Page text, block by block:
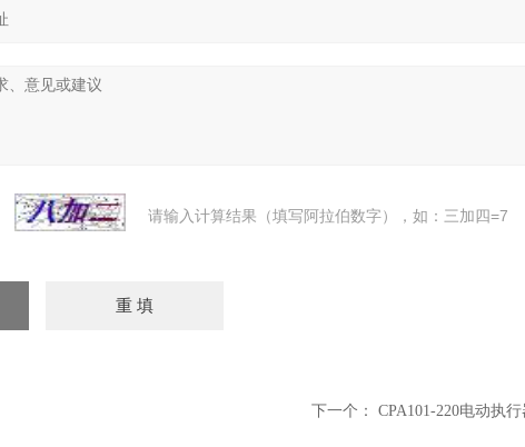
请输入计算结果（填写阿拉伯数字），如：三加四=7
下一个： CPA101-220电动执